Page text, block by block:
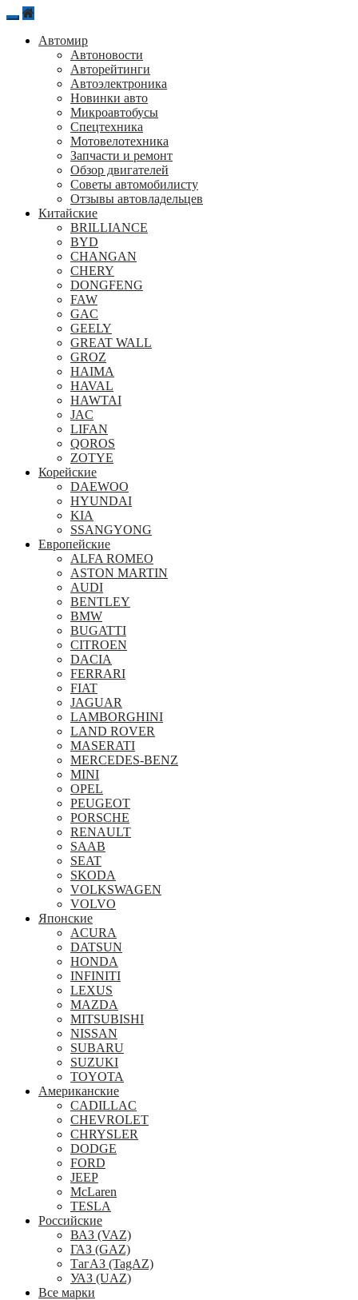
Перейти
содержанию
Автомир
Автоновости
Авторейтинги
Автоэлектроника
Новинки авто
Микроавтобусы
Спецтехника
Мотовелотехника
Запчасти и ремонт
Обзор двигателей
Советы автомобилисту
Отзывы автовладельцев
Китайские
BRILLIANCE
BYD
CHANGAN
CHERY
DONGFENG
FAW
GAC
GEELY
GREAT WALL
GROZ
HAIMA
HAVAL
HAWTAI
JAC
LIFAN
QOROS
ZOTYE
Корейские
DAEWOO
HYUNDAI
KIA
SSANGYONG
Европейские
ALFA ROMEO
ASTON MARTIN
AUDI
BENTLEY
BMW
BUGATTI
CITROEN
DACIA
FERRARI
FIAT
JAGUAR
LAMBORGHINI
LAND ROVER
MASERATI
MERCEDES-BENZ
MINI
OPEL
PEUGEOT
PORSCHE
RENAULT
SAAB
SEAT
SKODA
VOLKSWAGEN
VOLVO
Японские
ACURA
DATSUN
HONDA
INFINITI
LEXUS
MAZDA
MITSUBISHI
NISSAN
SUBARU
SUZUKI
TOYOTA
Американские
CADILLAC
CHEVROLET
CHRYSLER
DODGE
FORD
JEEP
McLaren
TESLA
Российские
ВАЗ (VAZ)
ГАЗ (GAZ)
ТагАЗ (TagAZ)
УАЗ (UAZ)
Все марки